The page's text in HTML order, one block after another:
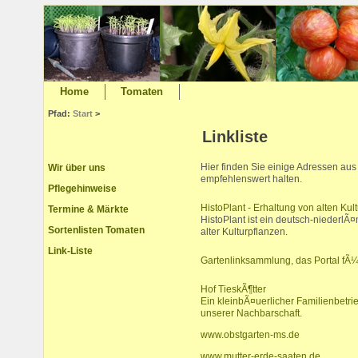
Pfad:Start >
Linkliste
Wir über uns
Pflegehinweise
Termine & Märkte
Sortenlisten Tomaten
Link-Liste
Hier finden Sie einige Adressen
empfehlenswert halten.
HistoPlant - Erhaltung von alten
HistoPlant ist ein deutsch-
alter Kulturpflanzen.
Gartenlinksammlung, das Portal
Hof TieskÃ¶tter
Ein kleinbÃ¤uerlicher
unserer Nachbarschaft.
www.obstgarten-ms.de
Home Tomaten